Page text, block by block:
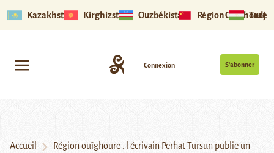
Kazakhstan Kirghizstan Ouzbékistan Région Ouïghoure
S’abonner
Connexion
Accueil
Région ouïghoure : l’écrivain Perhat Tursun publie un